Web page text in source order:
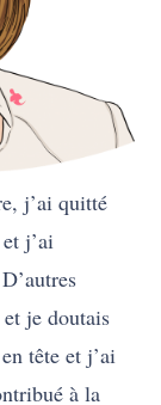
j’ai quitté
j’ai
je doutais
tête et j’ai
à la